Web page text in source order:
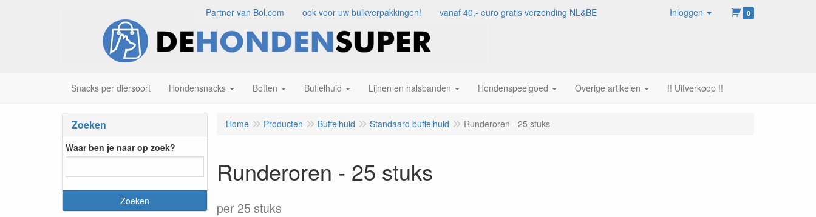
Partner van Bol.com ook voor uw bulkverpakkingen! vanaf 40,- euro gratis verzending NL&BE Inloggen 0
Snacks per diersoort Hondensnacks Botten Buffelhuid Lijnen en halsbanden Hondenspeelgoed Overige artikelen !! Uitverkoop !!
Zoeken
Waar ben je naar op zoek?
Home Producten Buffelhuid Standaard buffelhuid Runderoren - 25 stuks
Runderoren - 25 stuks
per 25 stuks